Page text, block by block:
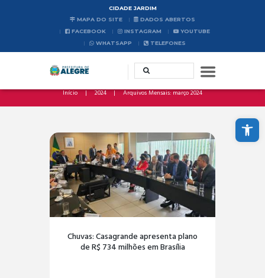
Abrir a barra de ferramentas
CIDADE JARDIM
MAPA DO SITE
DADOS ABERTOS
FACEBOOK
INSTAGRAM
YOUTUBE
WHATSAPP
TELEFONES
Início 2024 Arquivos Mensais: março 2024
Chuvas: Casagrande apresenta plano
de R$ 734 milhões em Brasília